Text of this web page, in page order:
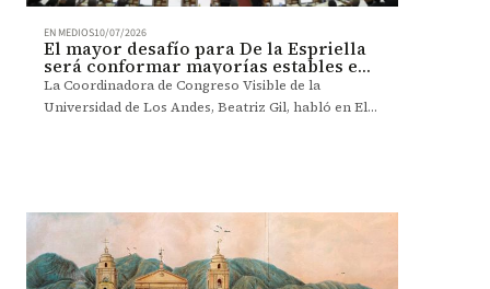
EN MEDIOS10/07/2026
El mayor desafío para De la Espriella
será conformar mayorías estables en
Congreso: Gil
La Coordinadora de Congreso Visible de la
Universidad de Los Andes, Beatriz Gil, habló en El